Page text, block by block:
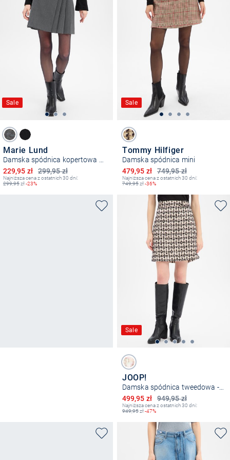
Sale
Marie Lund
299,95 zł
Obniżona cena
229,95 zł
Najniższa cena z ostatnich 30 dni:
299,95zł-23%
Sale
Tommy Hilfiger
Damska spódnica mini
749,95 zł
Obniżona cena
479,95 zł
Najniższa cena z ostatnich 30 dni:
749,95zł-36%
Sale
JOOP!
Damska spódnica tweedowa - Scara
949,95 zł
Obniżona cena
499,95 zł
Najniższa cena z ostatnich 30 dni:
949,95zł-47%